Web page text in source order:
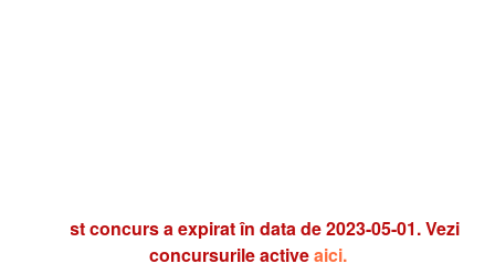
concurs a expirat în data de 2023-05-01. Vezi
concursurile activeaici.